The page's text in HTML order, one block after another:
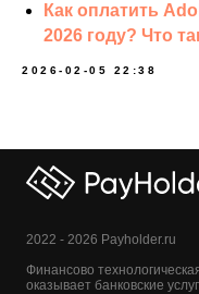
Как оплатить
2026 году? Что
2026-02-05 22:38
2022 - 2026 Payholder.ru
Финансово
оказывает банковские